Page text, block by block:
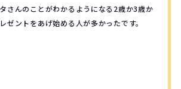
さんのことがわかるようになる2歳か3歳か
ゼントをあげ始める人が多かったです。